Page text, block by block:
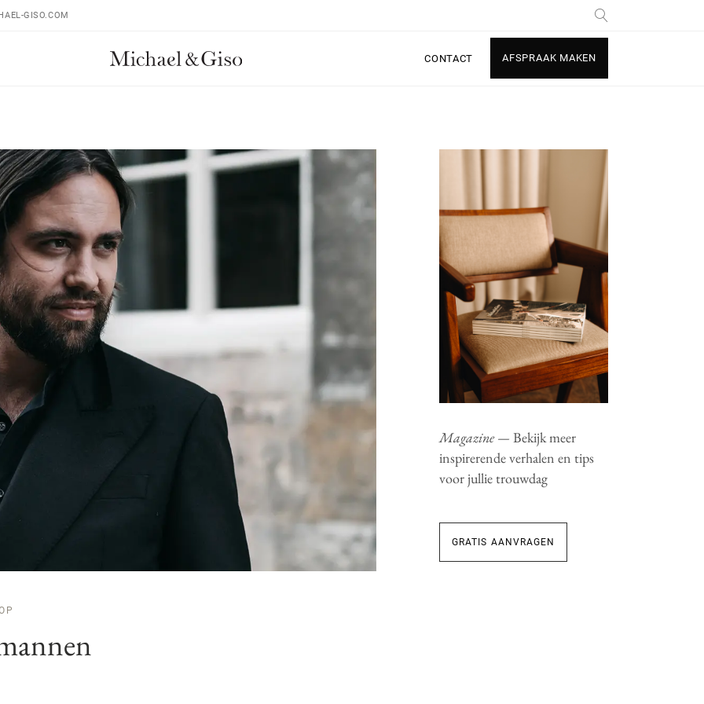
GISO.COM
CONTACT AFSPRAAK MAKEN
Magazine — Bekijk meer
inspirerende verhalen en tips
voor jullie trouwdag
GRATIS AANVRAGEN